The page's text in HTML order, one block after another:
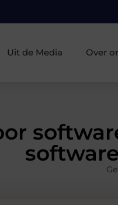
Uit de Media Over